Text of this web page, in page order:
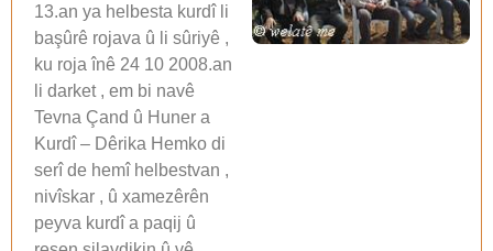
13.an ya helbesta kurdî li
başûrê rojava û li sûriyê ,
ku roja înê 24 10 2008.an
li darket , em bi navê
Tevna Çand û Huner a
Kurdî – Dêrika Hemko di
serî de hemî helbestvan ,
nivîskar , û xamezêrên
peyva kurdî a paqij û